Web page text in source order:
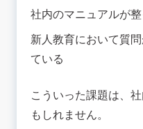
社内のマニュアルが
新人教育において質
ている
こういった課題は、
もしれません。